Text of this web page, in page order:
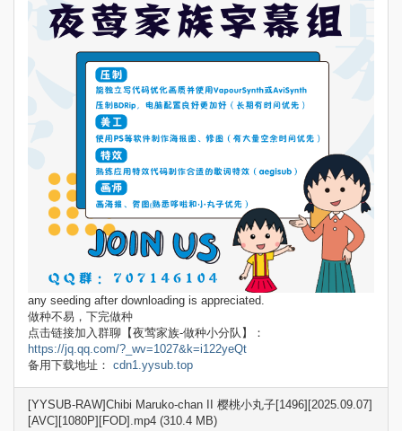
any seeding after downloading is appreciated.
做种不易，下完做种
点击链接加入群聊【夜莺家族-做种小分队】：
https://jq.qq.com/?_wv=1027&k=i122yeQt
备用下载地址： cdn1.yysub.top
[YYSUB-RAW]Chibi Maruko-chan II 樱桃小丸子[1496][2025.09.07]
[AVC][1080P][FOD].mp4 (310.4 MB)